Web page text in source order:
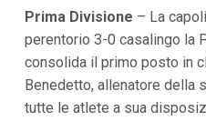
Prima Divisione – La
perentorio 3-0 casalingo la
consolida il primo posto in
Benedetto, allenatore della
tutte le atlete a sua